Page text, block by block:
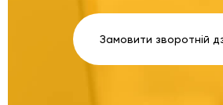
Замовити зворотній